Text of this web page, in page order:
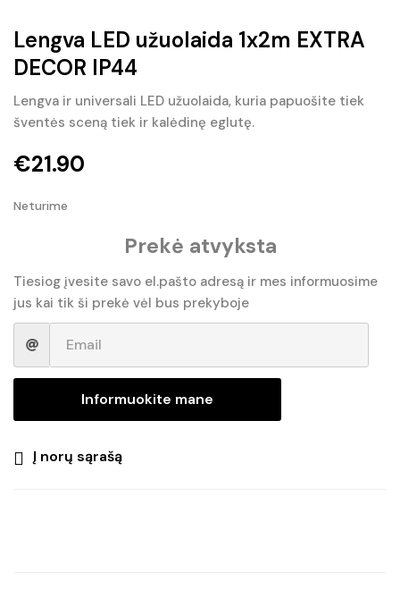
Lengva LED užuolaida 1x2m EXTRA
DECOR IP44
Lengva ir universali LED užuolaida, kuria papuošite tiek
šventės sceną tiek ir kalėdinę eglutę.
€21.90
Neturime
Prekė atvyksta
Tiesiog įvesite savo el.pašto adresą ir mes informuosime
jus kai tik ši prekė vėl bus prekyboje
Informuokite mane
Į norų sąrašą